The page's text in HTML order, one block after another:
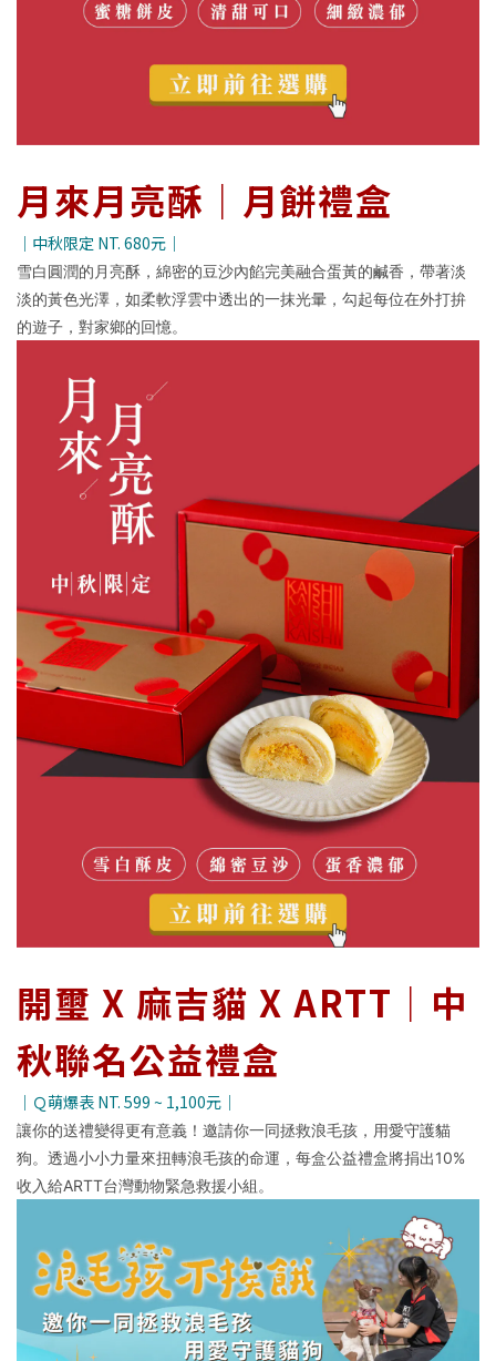
月來月亮酥｜月餅禮盒
｜中秋限定 NT. 680元｜
雪白圓潤的月亮酥，綿密的豆沙內餡完美融合蛋黃的鹹香，帶著淡
淡的黃色光澤，如柔軟浮雲中透出的一抹光暈，勾起每位在外打拚
的遊子，對家鄉的回憶。
開璽 X 麻吉貓 X ARTT｜中
秋聯名公益禮盒
｜Ｑ萌爆表 NT. 599 ~ 1,100元｜
讓你的送禮變得更有意義！邀請你一同拯救浪毛孩，用愛守護貓
狗。透過小小力量來扭轉浪毛孩的命運，每盒公益禮盒將捐出10%
收入給ARTT台灣動物緊急救援小組。